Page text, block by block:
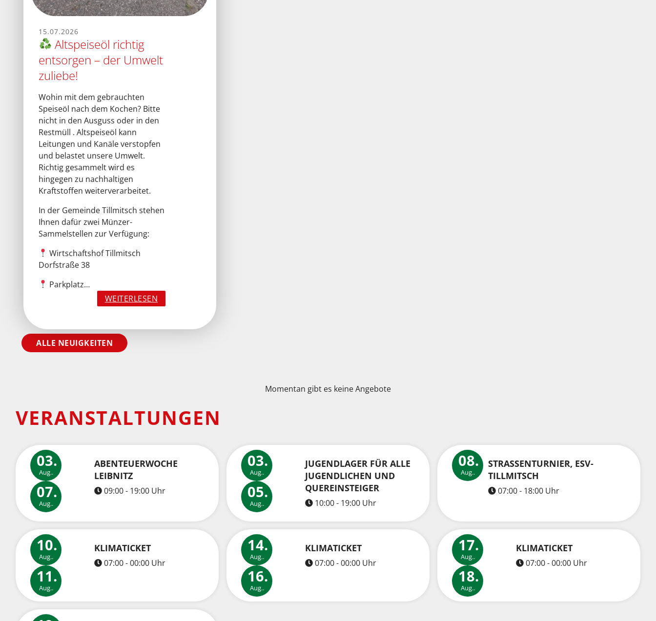
15.07.2026
Altspeiseöl richtig
entsorgen – der Umwelt
zuliebe!
Wohin mit dem gebrauchten
Speiseöl nach dem Kochen? Bitte
nicht in den Ausguss oder in den
Restmüll . Altspeiseöl kann
Leitungen und Kanäle verstopfen
und belastet unsere Umwelt.
Richtig gesammelt wird es
hingegen zu nachhaltigen
Kraftstoffen weiterverarbeitet.
In der Gemeinde Tillmitsch stehen
Ihnen dafür zwei Münzer-
Sammelstellen zur Verfügung:
Wirtschaftshof Tillmitsch
Dorfstraße 38
Parkplatz…
WEITERLESEN
E
E
Ö
I
H
G
ALLE NEUIGKEITEN
Momentan gibt es keine Angebote
VERANSTALTUNGEN
03.
Aug..
07.
Aug..
ABENTEUERWOCHE
LEIBNITZ
09:00 - 19:00 Uhr
03.
Aug..
05.
Aug..
JUGENDLAGER FÜR ALLE
JUGENDLICHEN UND
QUEREINSTEIGER
10:00 - 19:00 Uhr
08.
Aug..
STRASSENTURNIER, ESV-T
ILLMITSCH
07:00 - 18:00 Uhr
10.
Aug..
11.
Aug..
KLIMATICKET
07:00 - 00:00 Uhr
14.
Aug..
16.
Aug..
KLIMATICKET
07:00 - 00:00 Uhr
17.
Aug..
18.
Aug..
KLIMATICKET
07:00 - 00:00 Uhr